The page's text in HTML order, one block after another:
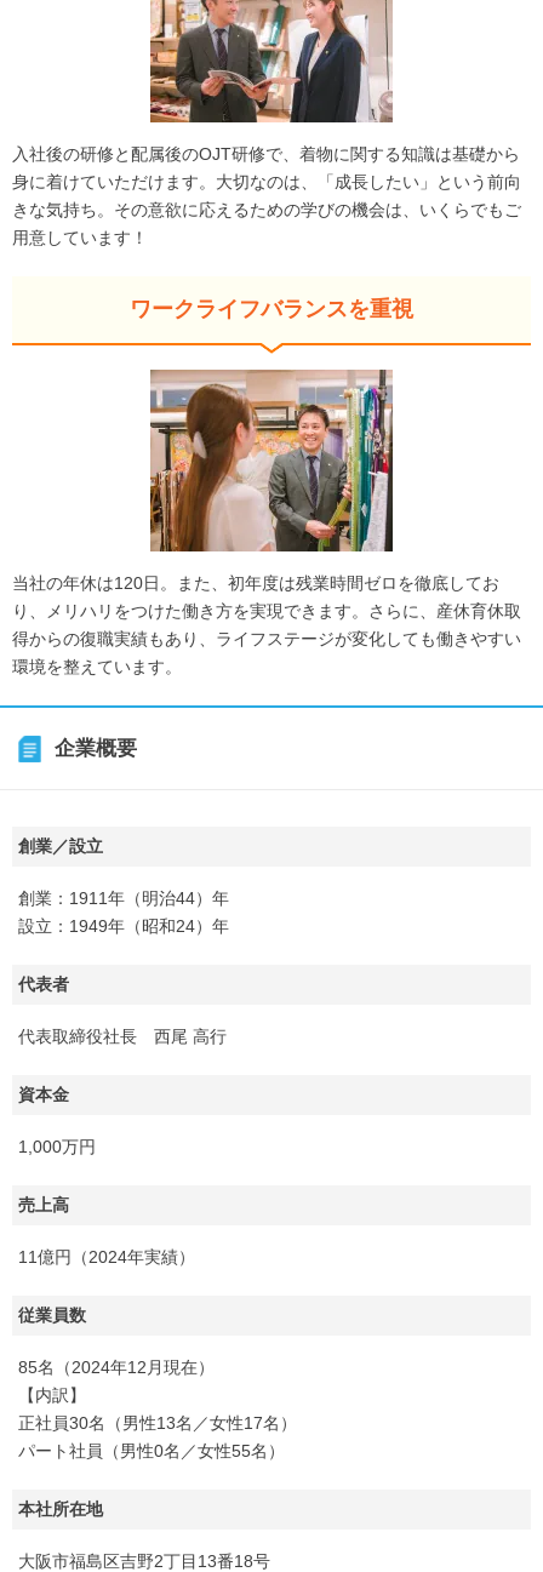
入社後の研修と配属後のOJT研修で、着物に関する知識は基礎から
身に着けていただけます。大切なのは、「成長したい」という前向
きな気持ち。その意欲に応えるための学びの機会は、いくらでもご
用意しています！
ワークライフバランスを重視
当社の年休は120日。また、初年度は残業時間ゼロを徹底してお
り、メリハリをつけた働き方を実現できます。さらに、産休育休取
得からの復職実績もあり、ライフステージが変化しても働きやすい
環境を整えています。
企業概要
創業／設立
創業：1911年（明治44）年
設立：1949年（昭和24）年
代表者
代表取締役社長 西尾 高行
資本金
1,000万円
売上高
11億円（2024年実績）
従業員数
85名（2024年12月現在）
【内訳】
正社員30名（男性13名／女性17名）
パート社員（男性0名／女性55名）
本社所在地
大阪市福島区吉野2丁目13番18号